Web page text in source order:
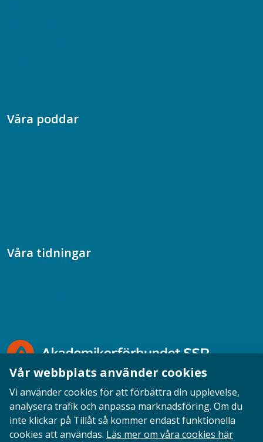
Våra poddar
Våra tidningar
Opinion English Personuppgifter Cookies
Vår webbplats använder cookies
Vi använder cookies för att förbättra din upplevelse,
analysera trafik och anpassa marknadsföring. Om du
inte klickar på Tillåt så kommer endast funktionella
cookies att användas. Läs mer om våra cookies här